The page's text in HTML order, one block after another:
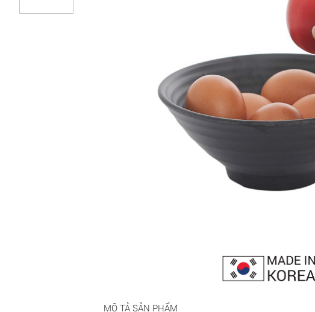
MÔ TẢ SẢN PHẨM